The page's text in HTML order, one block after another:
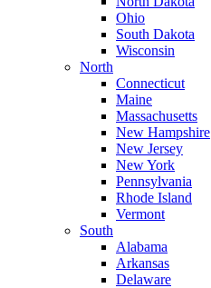
Ohio
South Dakota
Wisconsin
North
Connecticut
Maine
Massachusetts
New Hampshire
New Jersey
New York
Pennsylvania
Rhode Island
Vermont
South
Alabama
Arkansas
Delaware